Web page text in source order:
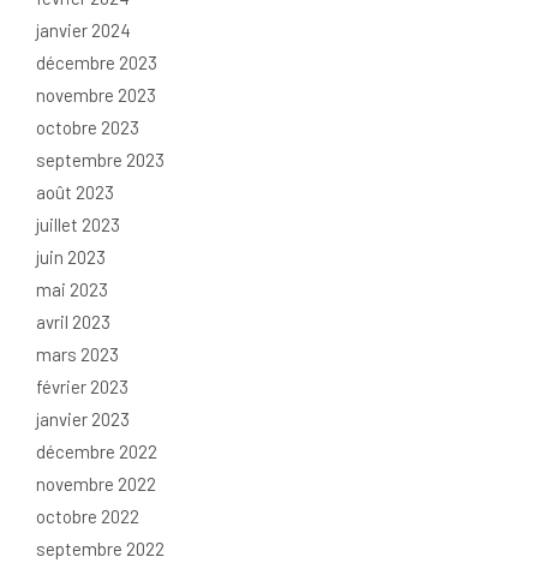
janvier 2024
décembre 2023
novembre 2023
octobre 2023
septembre 2023
août 2023
juillet 2023
juin 2023
mai 2023
avril 2023
mars 2023
février 2023
janvier 2023
décembre 2022
novembre 2022
octobre 2022
septembre 2022